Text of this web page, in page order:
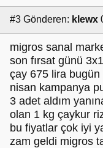
#3 Gönderen: klewx
migros sanal
son fırsat günü
çay 675 lira
nisan kampanya
3 adet aldım
olan 1 kg çaykur
bu fiyatlar çok iyi
zam geldi migros